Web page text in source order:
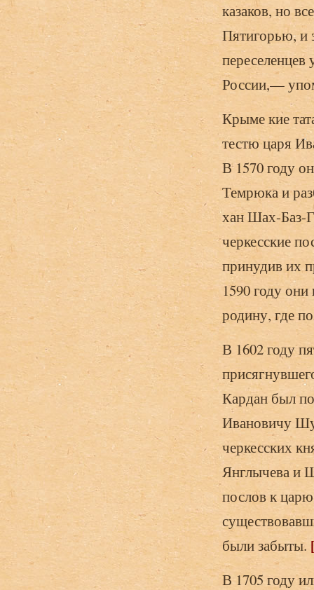
казаков, но
Пятигорью, и
России,—
Крыме кие
тестю царя
В 1570 году
Темрюка и
хан Шах-Баз-
черкесские
принудив их
1590 году
родину, где
В 1602 году
Кардан был
Ивановичу
черкесских
Янглычева и
послов к
были забыты.
В 1705 году